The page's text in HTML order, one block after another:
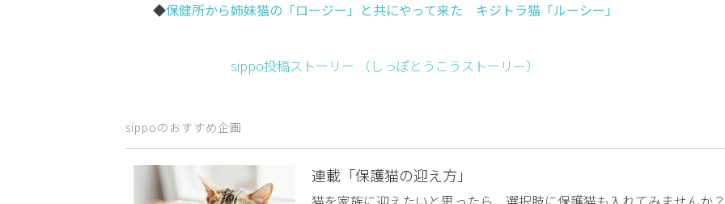
◆保健所から姉妹猫の「ロージー」と共にやって来た キジトラ猫「ルーシー」
sippo投稿ストーリー （しっぽとうこうストーリ－）
sippoのおすすめ企画
連載「保護猫の迎え方」